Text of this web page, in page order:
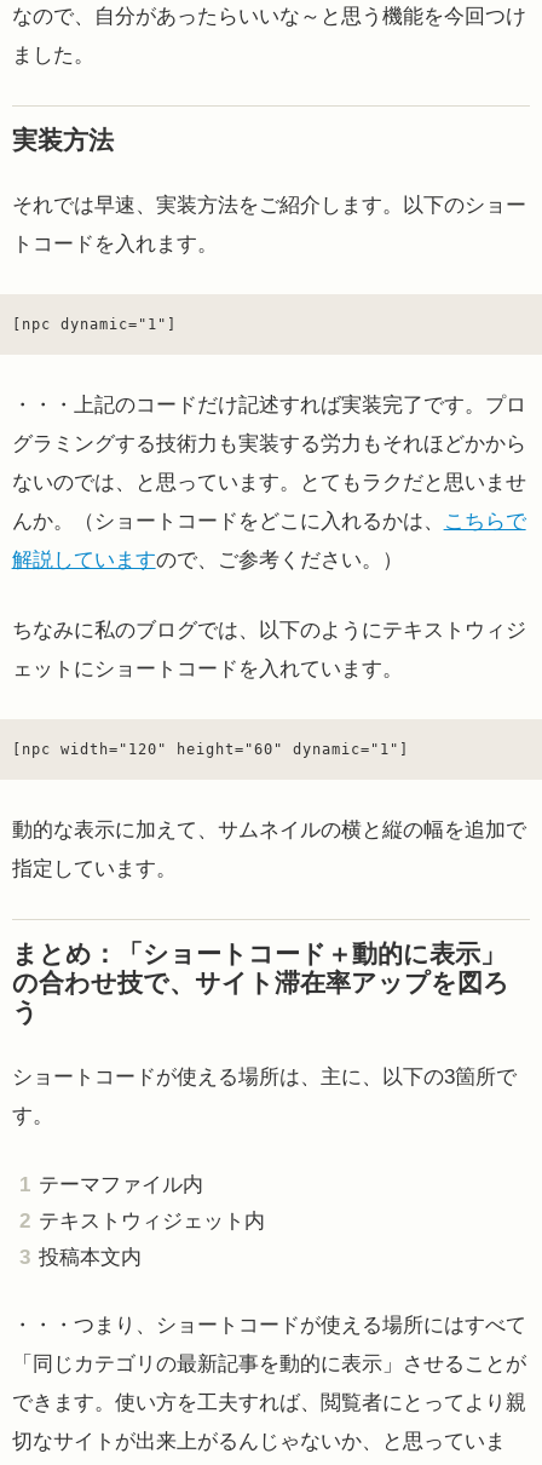
なので、自分があったらいいな～と思う機能を今回つけ
ました。
実装方法
それでは早速、実装方法をご紹介します。以下のショー
トコードを入れます。
[npc dynamic="1"]
・・・上記のコードだけ記述すれば実装完了です。プロ
グラミングする技術力も実装する労力もそれほどかから
ないのでは、と思っています。とてもラクだと思いませ
んか。（ショートコードをどこに入れるかは、
こちらで
解説していますので、ご参考ください。）
ちなみに私のブログでは、以下のようにテキストウィジ
ェットにショートコードを入れています。
[npc width="120" height="60" dynamic="1"]
動的な表示に加えて、サムネイルの横と縦の幅を追加で
指定しています。
まとめ：「ショートコード＋動的に表示」
の合わせ技で、サイト滞在率アップを図ろ
う
ショートコードが使える場所は、主に、以下の3箇所で
す。
テーマファイル内
テキストウィジェット内
投稿本文内
・・・つまり、ショートコードが使える場所にはすべて
「同じカテゴリの最新記事を動的に表示」させることが
できます。使い方を工夫すれば、閲覧者にとってより親
切なサイトが出来上がるんじゃないか、と思っていま